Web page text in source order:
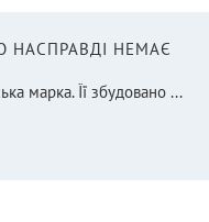
НАСПРАВДІ НЕМАЄ
марка. Її збудовано ...